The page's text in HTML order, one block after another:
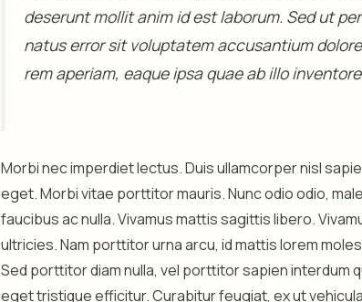
deserunt mollit anim id est laborum. Sed ut
natus error sit voluptatem accusantium
rem aperiam, eaque ipsa quae ab illo
Morbi nec imperdiet lectus. Duis ullamcorper nisl
eget. Morbi vitae porttitor mauris. Nunc odio odio,
faucibus ac nulla. Vivamus mattis sagittis libero.
ultricies. Nam porttitor urna arcu, id mattis lorem
Sed porttitor diam nulla, vel porttitor sapien interdum
eget tristique efficitur. Curabitur feugiat, ex ut